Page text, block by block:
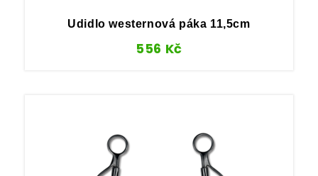
Udidlo westernová páka 11,5cm
556 Kč